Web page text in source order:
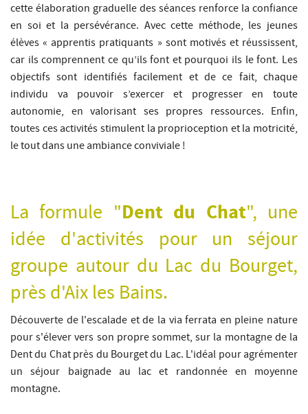
cette élaboration graduelle des séances renforce la confiance
en soi et la persévérance. Avec cette méthode, les jeunes
élèves « apprentis pratiquants » sont motivés et réussissent,
car ils comprennent ce qu’ils font et pourquoi ils le font. Les
objectifs sont identifiés facilement et de ce fait, chaque
individu va pouvoir s’exercer et progresser en toute
autonomie, en valorisant ses propres ressources. Enfin,
toutes ces activités stimulent la proprioception et la motricité,
le tout dans une ambiance conviviale !
La formule "Dent du Chat", une
idée d'activités pour un séjour
groupe autour du Lac du Bourget,
près d'Aix les Bains.
Découverte de l'escalade et de la via ferrata en pleine nature
pour s'élever vers son propre sommet, sur la montagne de la
Dent du Chat près du Bourget du Lac. L'idéal pour agrémenter
un séjour baignade au lac et randonnée en moyenne
montagne.
Demande de devis